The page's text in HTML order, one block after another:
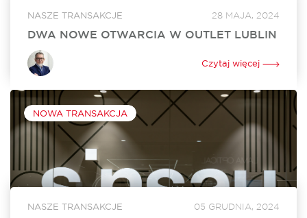
NASZE TRANSAKCJE 28 MAJA, 2024
DWA NOWE OTWARCIA W OUTLET LUBLIN
W czerwcu w Outlet Lublin otworzą się dwa nowe lokale. Na
powiększenie swojego dotychczasowego sklepu o ponad
250 mkw. zdecydował się Ochnik. Nowy lokal o powierzchni
Czytaj więcej
NOWA TRANSAKCJA
NASZE TRANSAKCJE 05 GRUDNIA, 2024